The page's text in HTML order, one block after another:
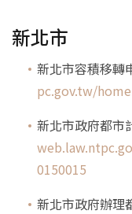
新北市
新北市容積移轉
pc.gov.tw/
新北市政府都市
0150015
新北市政府辦理